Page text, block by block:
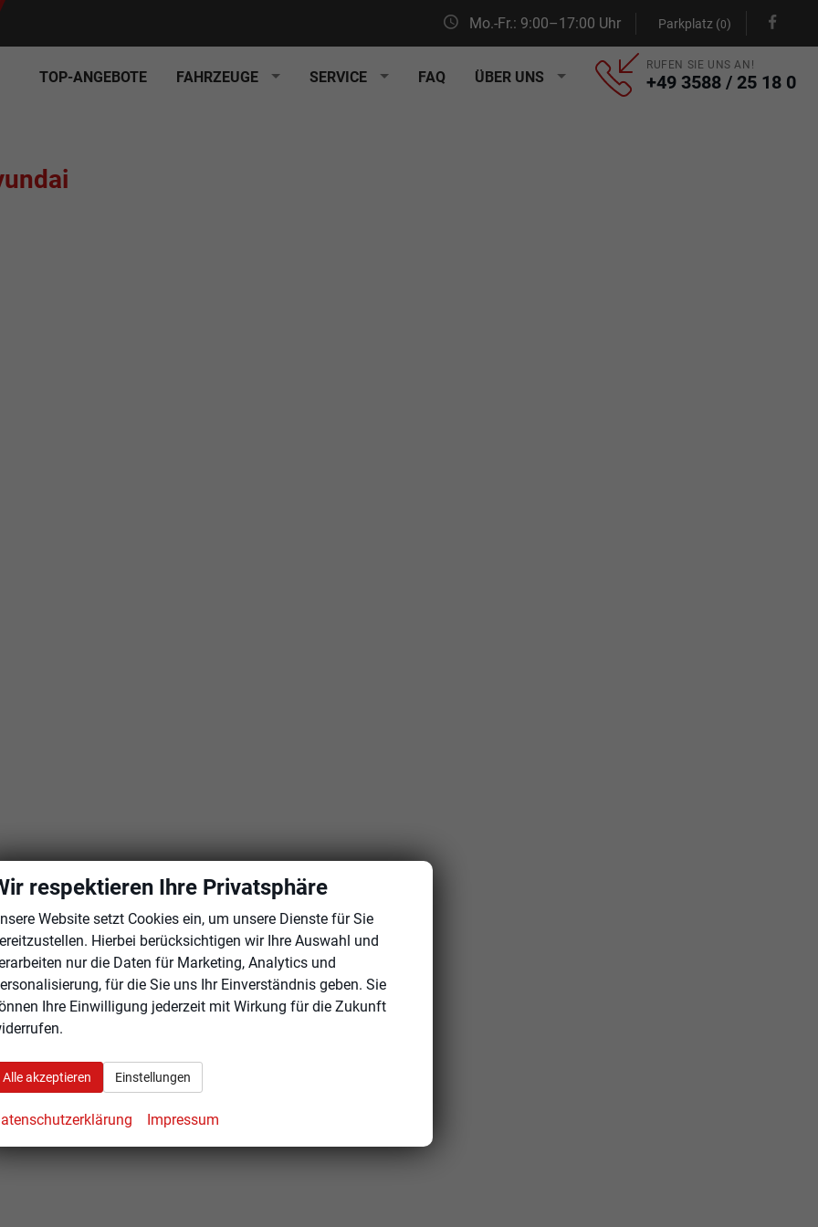
Mo.-Fr.: 9:00–17:00 Uhr Parkplatz (0)
TOP-ANGEBOTE FAHRZEUGE SERVICE FAQ ÜBER UNS
RUFEN SIE UNS AN!
+49 3588 / 25 18 0
respektieren Ihre Privatsphäre
Website setzt Cookies ein, um unsere Dienste für Sie
Hierbei berücksichtigen wir Ihre Auswahl und
nur die Daten für Marketing, Analytics und
für die Sie uns Ihr Einverständnis geben. Sie
Ihre Einwilligung jederzeit mit Wirkung für die Zukunft
Alle akzeptieren Einstellungen
Impressum